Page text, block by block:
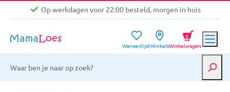
Op werkdagen voor 22:00 besteld, morgen in huis
Gratis verzending vanaf €39,-
Op werkdagen voor 22:00 besteld, morgen in huis
WensenlijstWinkelsWinkelwagen
0